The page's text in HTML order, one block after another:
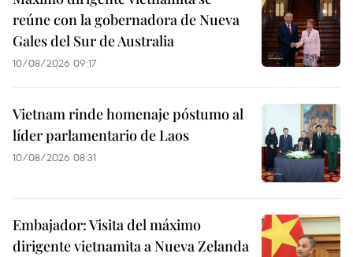
reúne con la gobernadora de Nueva
Gales del Sur de Australia
10/08/2026 09:17
Vietnam rinde homenaje póstumo al
líder parlamentario de Laos
10/08/2026 08:31
Embajador: Visita del máximo
dirigente vietnamita a Nueva Zelanda